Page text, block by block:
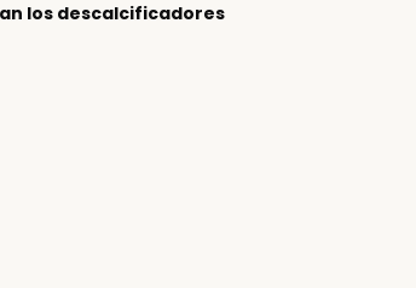
los descalcificadores